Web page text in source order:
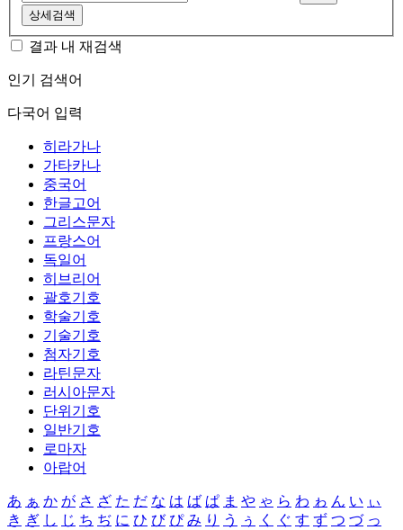
상세검색
결과 내 재검색
인기 검색어
다국어 입력
히라가나
가타카나
중국어
한글고어
그리스문자
프랑스어
독일어
히브리어
괄호기호
학술기호
기술기호
첨자기호
라틴문자
러시아문자
단위기호
일반기호
로마자
아랍어
あ ぁ か が さ ざ た だ な は ば ぱ ま や ゃ ら わ ゎ ん い ぃ
き ぎ し じ ち ぢ に ひ び ぴ み り う ぅ く ぐ す ず つ づ っ